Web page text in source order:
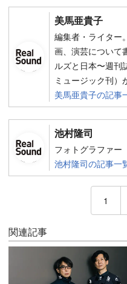
美馬亜貴子
編集者・ライター
画、演芸について
ルズと日本〜週刊
ミュージック刊）
美馬亜貴子の記事
池村隆司
フォトグラファー
池村隆司の記事一
1
関連記事